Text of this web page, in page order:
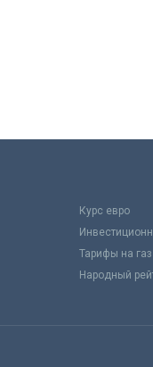
Курс евро
Тарифы на газ
Народный